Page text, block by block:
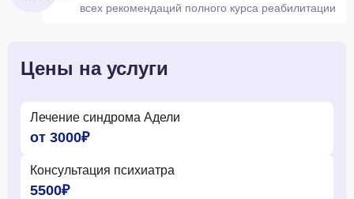
всех рекомендаций полного курса реабилитации
Цены на услуги
Лечение синдрома Адели
от 3000₽
Консультация психиатра
5500₽